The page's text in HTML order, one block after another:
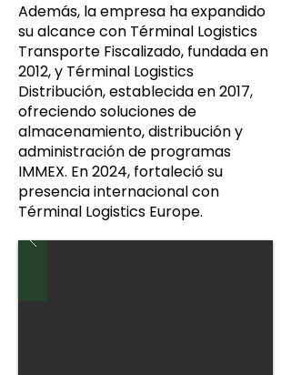
Además, la empresa ha expandido
su alcance con Términal Logistics
Transporte Fiscalizado, fundada en
2012, y Términal Logistics
Distribución, establecida en 2017,
ofreciendo soluciones de
almacenamiento, distribución y
administración de programas
IMMEX. En 2024, fortaleció su
presencia internacional con
Términal Logistics Europe.